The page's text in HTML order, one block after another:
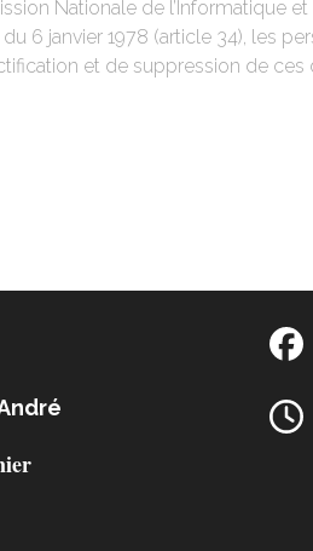
Nationale de l’Informatique
6 janvier 1978 (article 34), les
et de suppression de